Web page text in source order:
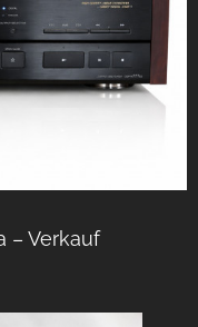
– Verkauf